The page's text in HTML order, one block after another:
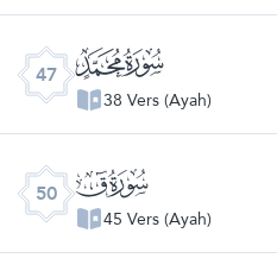
47 ﯜ
38 Vers (Ayah)
50 ﯟ
45 Vers (Ayah)